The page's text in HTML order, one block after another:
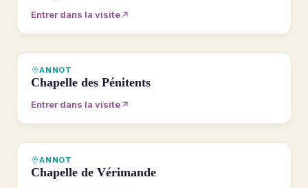
Entrer dans la visite
VISITE 360°
ANNOT
Chapelle des Pénitents
Entrer dans la visite
VISITE 360°
ANNOT
Chapelle de Vérimande